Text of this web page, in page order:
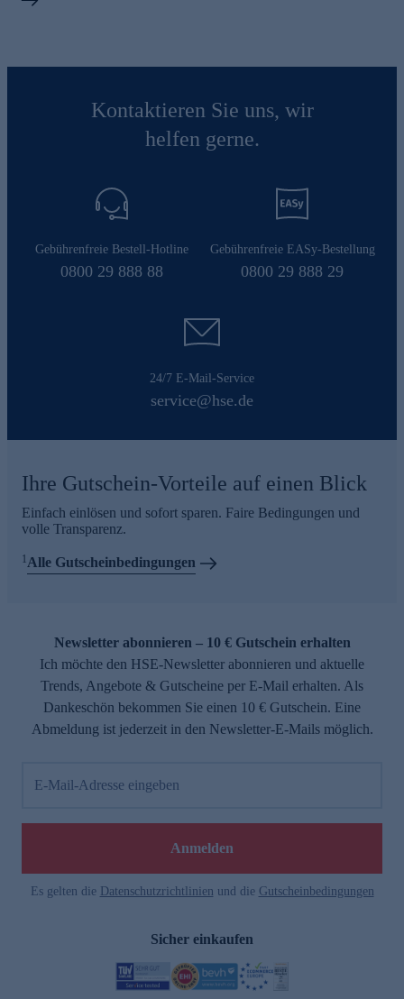
Kontaktieren Sie uns, wir
helfen gerne.
Gebührenfreie Bestell-Hotline
0800 29 888 88
Gebührenfreie EASy-Bestellung
0800 29 888 29
24/7 E-Mail-Service
service@hse.de
Ihre Gutschein-Vorteile auf einen Blick
Einfach einlösen und sofort sparen. Faire Bedingungen und
volle Transparenz.
1Alle Gutscheinbedingungen
Newsletter abonnieren – 10 € Gutschein erhalten
Ich möchte den HSE-Newsletter abonnieren und aktuelle
Trends, Angebote & Gutscheine per E-Mail erhalten. Als
Dankeschön bekommen Sie einen 10 € Gutschein. Eine
Abmeldung ist jederzeit in den Newsletter-E-Mails möglich.
E-Mail-Adresse eingeben
Anmelden
Es gelten die Datenschutzrichtlinien und die Gutscheinbedingungen
Sicher einkaufen